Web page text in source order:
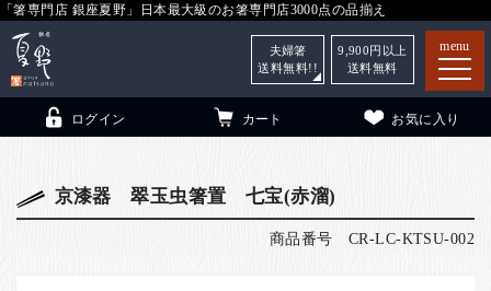
「箸専門店 銀座夏野」日本最大級のお箸専門店3000点の品揃え
menu
ログイン カート お気に入り
夫婦箸
送料無料!!
9,900 円以上
送料無料
京漆器 翠玉虫箸置 七宝(赤溜)
商品番号 CR-LC-KTSU-002